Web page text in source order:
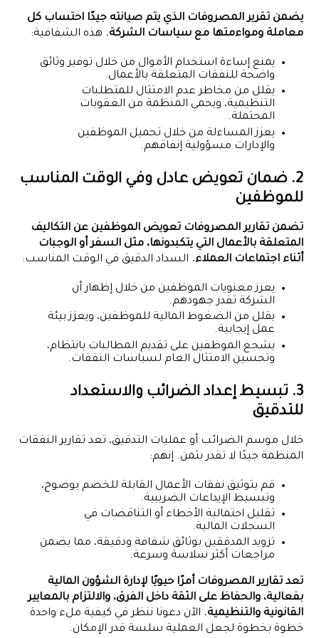
يضمن تقرير المصروفات الذي يتم صيانته جيدًا احتساب كل
معاملة ومواءمتها مع سياسات الشركة. هذه الشفافية:
يمنع إساءة استخدام الأموال من خلال توفير وثائق
واضحة للنفقات المتعلقة بالأعمال.
يقلل من مخاطر عدم الامتثال للمتطلبات
التنظيمية، ويحمي المنظمة من العقوبات
المحتملة.
يعزز المساءلة من خلال تحميل الموظفين
والإدارات مسؤولية إنفاقهم.
2. ضمان تعويض عادل وفي الوقت المناسب
للموظفين
تضمن تقارير المصروفات تعويض الموظفين عن التكاليف
المتعلقة بالأعمال التي يتكبدونها، مثل السفر أو الوجبات
أثناء اجتماعات العملاء. السداد الدقيق في الوقت المناسب:
يعزز معنويات الموظفين من خلال إظهار أن
الشركة تقدر جهودهم.
يقلل من الضغوط المالية للموظفين، ويعزز بيئة
عمل إيجابية.
يشجع الموظفين على تقديم المطالبات بانتظام،
وتحسين الامتثال العام لسياسات النفقات.
3. تبسيط إعداد الضرائب والاستعداد
للتدقيق
خلال موسم الضرائب أو عمليات التدقيق، تعد تقارير النفقات
المنظمة جيدًا لا تقدر بثمن. إنهم:
قم بتوثيق نفقات الأعمال القابلة للخصم بوضوح،
وتبسيط الإيداعات الضريبية.
تقليل احتمالية الأخطاء أو التناقضات في
السجلات المالية.
تزويد المدققين بوثائق شفافة ودقيقة، مما يضمن
مراجعات أكثر سلاسة وسرعة.
تعد تقارير المصروفات أمرًا حيويًا لإدارة الشؤون المالية
بفعالية، والحفاظ على الثقة داخل الفرق، والالتزام بالمعايير
القانونية والتنظيمية. الآن دعونا ننظر في كيفية ملء واحدة
خطوة بخطوة لجعل العملية سلسة قدر الإمكان.